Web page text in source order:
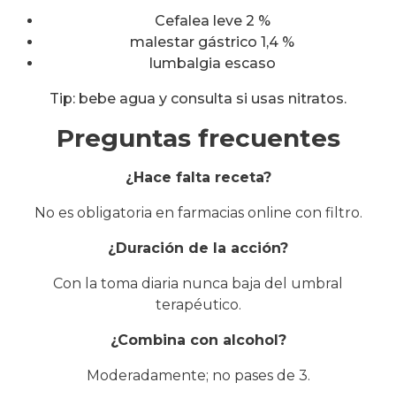
Cefalea leve 2 %
malestar gástrico 1,4 %
lumbalgia escaso
Tip: bebe agua y consulta si usas nitratos.
Preguntas frecuentes
¿Hace falta receta?
No es obligatoria en farmacias online con filtro.
¿Duración de la acción?
Con la toma diaria nunca baja del umbral
terapéutico.
¿Combina con alcohol?
Moderadamente; no pases de 3.